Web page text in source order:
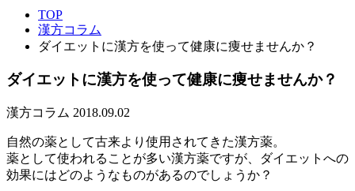
TOP
漢方コラム
ダイエットに漢方を使って健康に痩せませんか？
ダイエットに漢方を使って健康に痩せませんか？
漢方コラム 2018.09.02
自然の薬として古来より使用されてきた漢方薬。
薬として使われることが多い漢方薬ですが、ダイエットへの
効果にはどのようなものがあるのでしょうか？